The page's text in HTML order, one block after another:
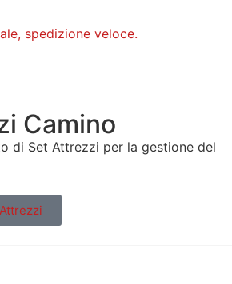
spedizione veloce.
Camino
di Set Attrezzi per la gestione del